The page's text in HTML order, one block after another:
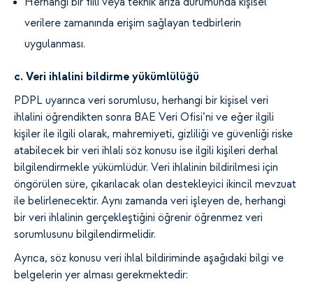
verilere zamanında erişim sağlayan tedbirlerin
uygulanması.
c. Veri ihlalini bildirme yükümlülüğü
PDPL uyarınca veri sorumlusu, herhangi bir kişisel veri
ihlalini öğrendikten sonra BAE Veri Ofisi’ni ve eğer ilgili
kişiler ile ilgili olarak, mahremiyeti, gizliliği ve güvenliği riske
atabilecek bir veri ihlali söz konusu ise ilgili kişileri derhal
bilgilendirmekle yükümlüdür. Veri ihlalinin bildirilmesi için
öngörülen süre, çıkarılacak olan destekleyici ikincil mevzuat
ile belirlenecektir. Aynı zamanda veri işleyen de, herhangi
bir veri ihlalinin gerçekleştiğini öğrenir öğrenmez veri
sorumlusunu bilgilendirmelidir.
Ayrıca, söz konusu veri ihlal bildiriminde aşağıdaki bilgi ve
belgelerin yer alması gerekmektedir: